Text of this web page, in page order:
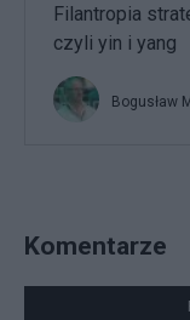
Filantropia
czyli yin i yang
Bogusław
Komentarze